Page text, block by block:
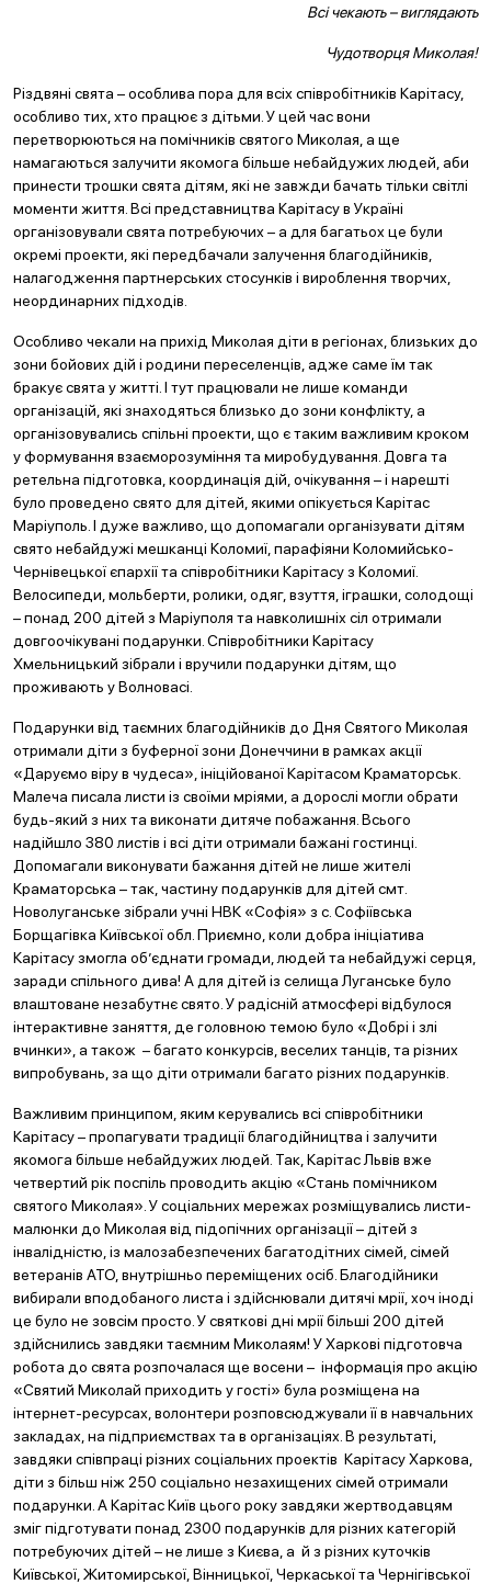
Всі чекають – виглядають
Чудотворця Миколая!
Різдвяні свята – особлива пора для всіх співробітників Карітасу,
особливо тих, хто працює з дітьми. У цей час вони
перетворюються на помічників святого Миколая, а ще
намагаються залучити якомога більше небайдужих людей, аби
принести трошки свята дітям, які не завжди бачать тільки світлі
моменти життя. Всі представництва Карітасу в Україні
організовували свята потребуючих – а для багатьох це були
окремі проекти, які передбачали залучення благодійників,
налагодження партнерських стосунків і вироблення творчих,
неординарних підходів.
Особливо чекали на прихід Миколая діти в регіонах, близьких до
зони бойових дій і родини переселенців, адже саме їм так
бракує свята у житті. І тут працювали не лише команди
організацій, які знаходяться близько до зони конфлікту, а
організовувались спільні проекти, що є таким важливим кроком
у формування взаєморозуміння та миробудування. Довга та
ретельна підготовка, координація дій, очікування – і нарешті
було проведено свято для дітей, якими опікується Карітас
Маріуполь. І дуже важливо, що допомагали організувати дітям
свято небайдужі мешканці Коломиї, парафіяни Коломийсько-
Чернівецької єпархії та співробітники Карітасу з Коломиї.
Велосипеди, мольберти, ролики, одяг, взуття, іграшки, солодощі
– понад 200 дітей з Маріуполя та навколишніх сіл отримали
довгоочікувані подарунки. Співробітники Карітасу
Хмельницький зібрали і вручили подарунки дітям, що
проживають у Волновасі.
Подарунки від таємних благодійників до Дня Святого Миколая
отримали діти з буферної зони Донеччини в рамках акції
«Даруємо віру в чудеса», ініційованої Карітасом Краматорськ.
Малеча писала листи із своїми мріями, а дорослі могли обрати
будь-який з них та виконати дитяче побажання. Всього
надійшло 380 листів і всі діти отримали бажані гостинці.
Допомагали виконувати бажання дітей не лише жителі
Краматорська – так, частину подарунків для дітей смт.
Новолуганське зібрали учні НВК «Софія» з с. Софіївська
Борщагівка Київської обл. Приємно, коли добра ініціатива
Карітасу змогла об’єднати громади, людей та небайдужі серця,
заради спільного дива! А для дітей із селища Луганське було
влаштоване незабутнє свято. У радісній атмосфері відбулося
інтерактивне заняття, де головною темою було «Добрі і злі
вчинки», а також – багато конкурсів, веселих танців, та різних
випробувань, за що діти отримали багато різних подарунків.
Важливим принципом, яким керувались всі співробітники
Карітасу – пропагувати традиції благодійництва і залучити
якомога більше небайдужих людей. Так, Карітас Львів вже
четвертий рік поспіль проводить акцію «Стань помічником
святого Миколая». У соціальних мережах розміщувались листи-
малюнки до Миколая від підопічних організації – дітей з
інвалідністю, із малозабезпечених багатодітних сімей, сімей
ветеранів АТО, внутрішньо переміщених осіб. Благодійники
вибирали вподобаного листа і здійснювали дитячі мрії, хоч іноді
це було не зовсім просто. У святкові дні мрії більші 200 дітей
здійснились завдяки таємним Миколаям! У Харкові підготовча
робота до свята розпочалася ще восени – інформація про акцію
«Святий Миколай приходить у гості» була розміщена на
інтернет-ресурсах, волонтери розповсюджували її в навчальних
закладах, на підприємствах та в організаціях. В результаті,
завдяки співпраці різних соціальних проектів Карітасу Харкова,
діти з більш ніж 250 соціально незахищених сімей отримали
подарунки. А Карітас Київ цього року завдяки жертводавцям
зміг підготувати понад 2300 подарунків для різних категорій
потребуючих дітей – не лише з Києва, а й з різних куточків
Київської, Житомирської, Вінницької, Черкаської та Чернігівської